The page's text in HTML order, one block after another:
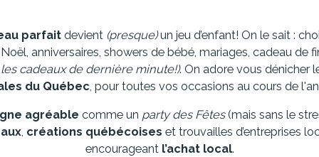
parfaitdevient (presque)un jeu d’enfant! On le sait :
anniversaires, showers de bébé, mariages, cadeau de
cadeaux de dernière minute!). On adore vous dénicher
du Québec, pour toutes vos occasions au cours de
agréable comme un party des Fêtes(mais sans le
, créations québécoises et trouvailles d’entreprises
encourageant l’achat local.